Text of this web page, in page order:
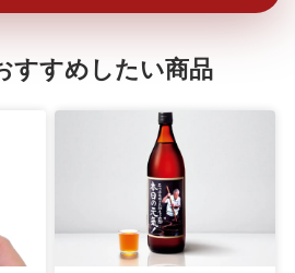
すすめしたい商品